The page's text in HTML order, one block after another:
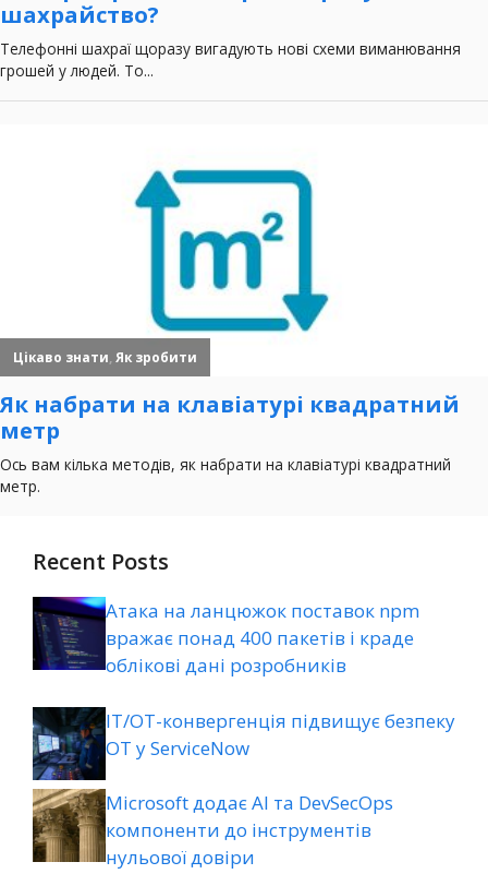
Recent Posts
Атака на ланцюжок поставок npm
вражає понад 400 пакетів і краде
облікові дані розробників
ІТ/ОТ-конвергенція підвищує безпеку
ОТ у ServiceNow
Microsoft додає AI та DevSecOps
компоненти до інструментів
нульової довіри